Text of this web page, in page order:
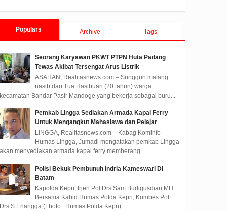
Populars Archive Tags
Seorang Karyawan PKWT PTPN Huta Padang
Tewas Akibat Tersengat Arus Listrik
ASAHAN, Realitasnews.com – Sungguh malang
nasib dari Tua Hasibuan (20 tahun) warga
kecamatan Bandar Pasir Mandoge yang bekerja sebagai buru...
Pemkab Lingga Sediakan Armada Kapal Ferry
Untuk Mengangkut Mahasiswa dan Pelajar
LINGGA, Realitasnews.com - Kabag Kominfo
Humas Lingga, Jumadi mengatakan pemkab Lingga
akan menyediakan armada kapal ferry memberang...
Polisi Bekuk Pembunuh Indria Kameswari Di
Batam
Kapolda Kepri, Irjen Pol Drs Sam Budigusdian MH
Bersama Kabid Humas Polda Kepri, Kombes Pol
Drs S Erlangga (Fhoto : Humas Polda Kepri) ...